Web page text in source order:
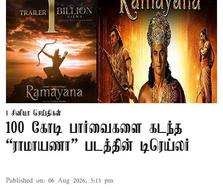
சினிமா செய்திகள்
100 கோடி பார்வைகளை கடந்த
“ராமாயணா” படத்தின் டிரெய்லர்
Published on: 06 Aug 2026, 5:13 pm